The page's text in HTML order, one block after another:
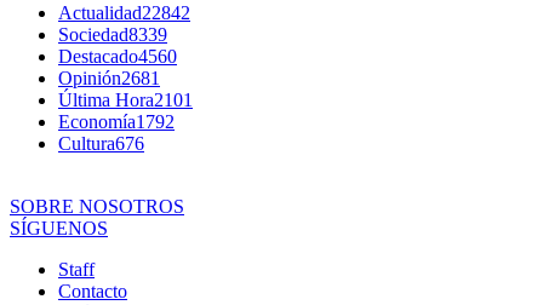
Actualidad22842
Sociedad8339
Destacado4560
Opinión2681
Última Hora2101
Economía1792
Cultura676
SOBRE NOSOTROS
SÍGUENOS
Staff
Contacto